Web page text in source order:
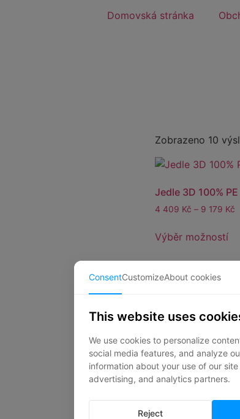
Domovská stránka
Zobrazeno 10
Jedle 3D 100% PE
4 409 Kč – 9 179 Kč
Výběr možností
Jedle Premium II 3D
100% PE Luxusni
Verze
ConsentCustomizeAbout cookies
This website uses
We use cookies to personalize
social media features, and analyze
information about your use of our
advertising, and analytics partners.
Reject